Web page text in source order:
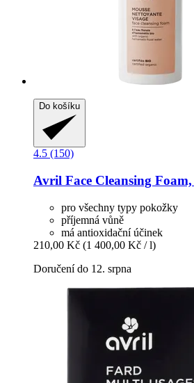
Do košíku
4.5 (150)
Avril Face Cleansing
pro všechny typy pokožky
příjemná vůně
má antioxidační účinek
210,00 Kč (1 400,00 Kč / l)
Doručení do 12. srpna